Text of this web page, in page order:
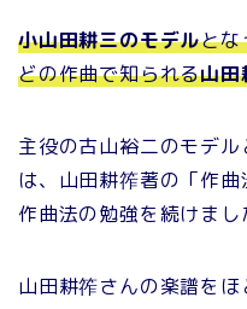
小山田耕三のモデルとな
どの作曲で知られる山田
主役の古山裕二のモデ
は、山田耕筰著の「作
作曲法の勉強を続けまし
山田耕筰さんの楽譜を